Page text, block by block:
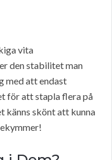
vita
den stabilitet man
med att endast
för att stapla flera på
känns skönt att kunna